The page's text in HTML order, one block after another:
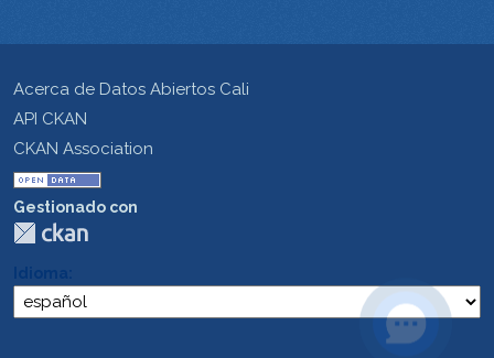
Acerca de Datos Abiertos Cali
API CKAN
CKAN Association
Gestionado con